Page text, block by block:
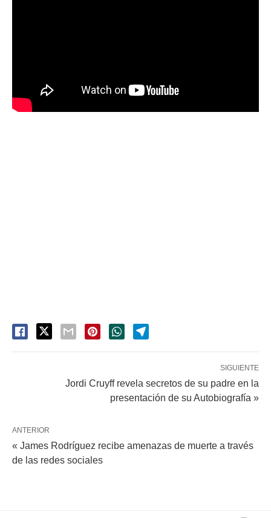
SIGUIENTE
Jordi Cruyff revela secretos de su padre en la
presentación de su Autobiografía »
ANTERIOR
« James Rodríguez recibe amenazas de muerte a través
de las redes sociales